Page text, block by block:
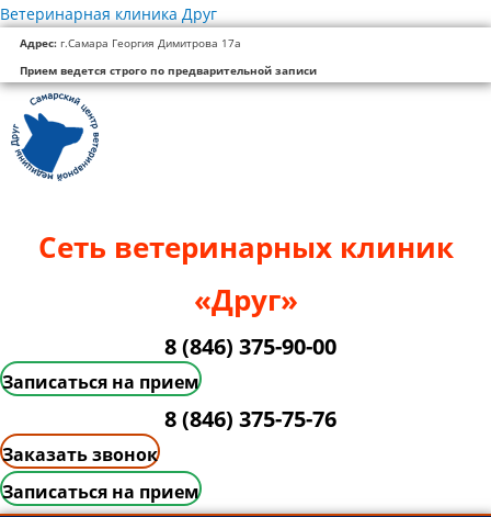
Перейти
содержимому
Ветеринарная клиника Друг
Адрес: г.Самара Георгия Димитрова 17а
Прием ведется строго по предварительной записи
Сеть ветеринарных клиник
«Друг»
8 (846) 375-90-00
Записаться на прием
8 (846) 375-75-76
Заказать звонок
Записаться на прием